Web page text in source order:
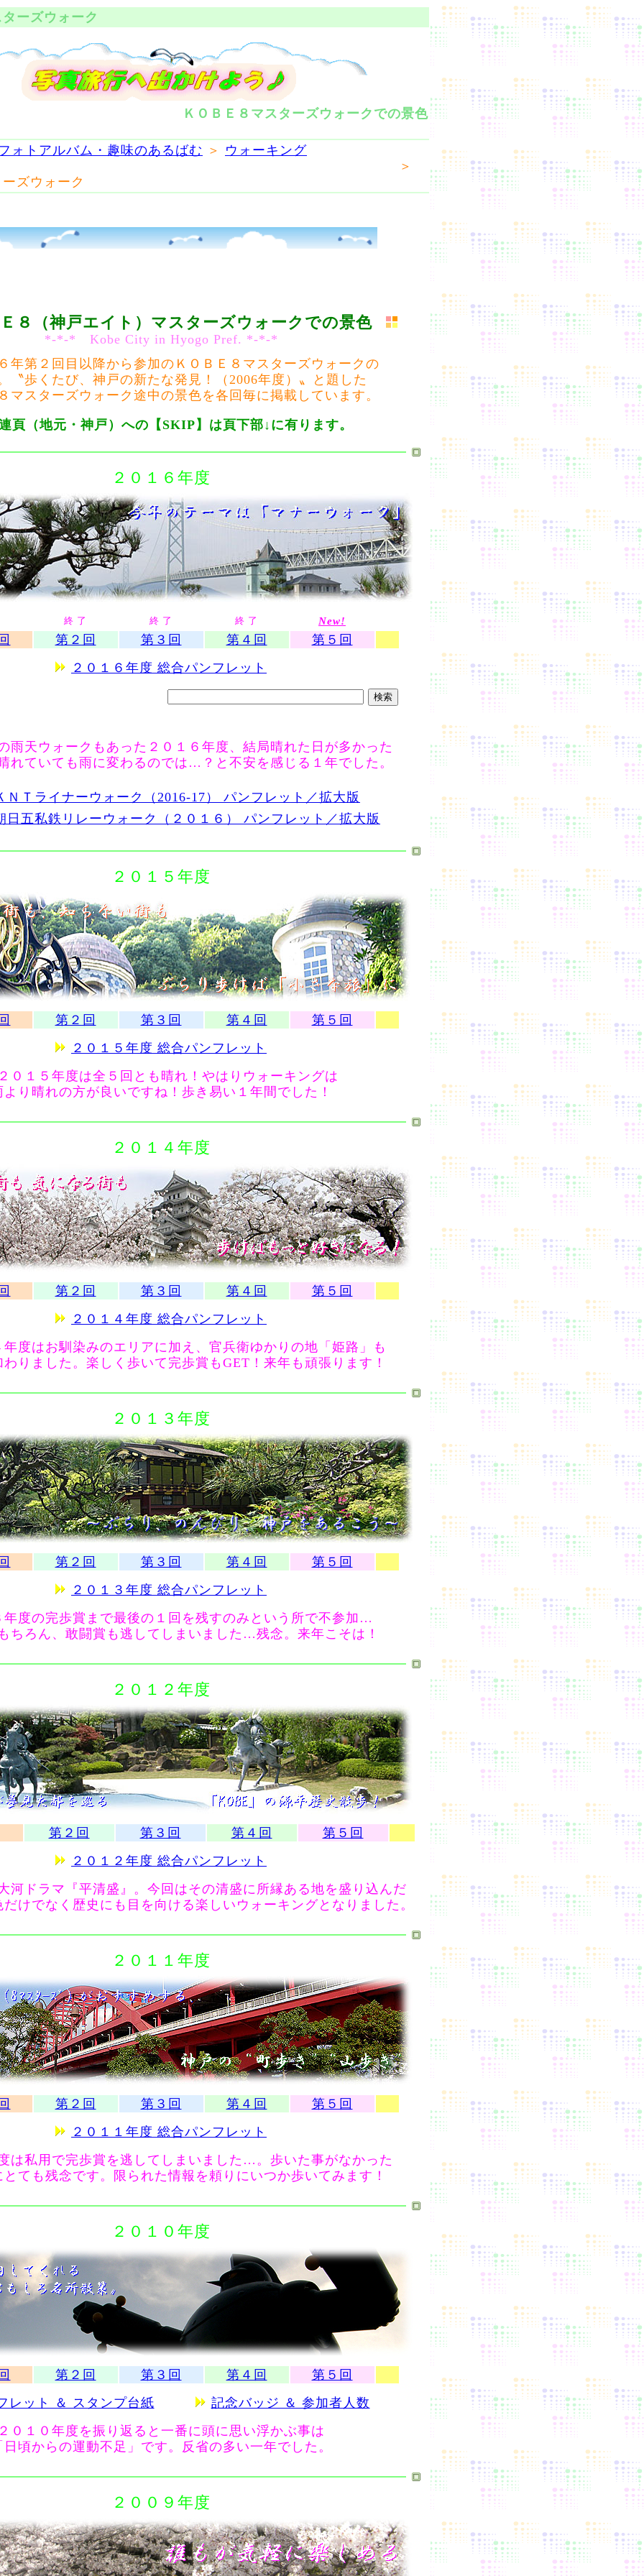
ーズウォーク
ＫＯＢＥ８マスターズウォークでの景色
ォトアルバム・趣味のあるばむ ＞ ウォーキング
ズウォーク
８（神戸エイト）マスターズウォークでの景色
*-*-* Kobe City in Hyogo Pref. *-*-*
第２回目以降から参加の ＫＯＢＥ８マスターズウォーク の
〝歩くたび、神戸の新たな発見！（2006年度）〟と題した
マスターズウォーク 途中の景色を各回毎に掲載しています。
頁（地元・神戸）への【SKIP】は頁下部↓に有ります。
２０１６年度
終 了 終 了 終 了 New!
第２回 第３回 第４回
第５回
２０１６年度 総合パンフレット
天ウォークもあった２０１６年度、結局晴れた日が多かった
れていても雨に変わるのでは…？と不安を感じる１年でした。
ＮＴライナーウォーク（2016-17） パンフレット／拡大版
日五私鉄リレーウォーク（２０１６） パンフレット／拡大版
２０１５年度
第２回 第３回 第４回
第５回
２０１５年度 総合パンフレット
１５年度は全５回とも晴れ！やはりウォーキングは
より晴れの方が良いですね！歩き易い１年間でした！
２０１４年度
第２回 第３回 第４回
第５回
２０１４年度 総合パンフレット
度はお馴染みのエリアに加え、官兵衛ゆかりの地「姫路」も
りました。楽しく歩いて完歩賞もGET！来年も頑張ります！
２０１３年度
第２回 第３回 第４回
第５回
２０１３年度 総合パンフレット
年度の完歩賞まで最後の１回を残すのみという所で不参加…
ちろん、敢闘賞も逃してしまいました…残念。来年こそは！
２０１２年度
第２回 第３回 第４回
第５回
２０１２年度 総合パンフレット
河ドラマ『平清盛』。今回はその清盛に所縁ある地を盛り込んだ
けでなく歴史にも目を向ける楽しいウォーキングとなりました。
２０１１年度
第２回 第３回 第４回
第５回
２０１１年度 総合パンフレット
は私用で完歩賞を逃してしまいました…。歩いた事がなかった
ても残念です。限られた情報を頼りにいつか歩いてみます！
２０１０年度
第２回 第３回 第４回
第５回
レット ＆ スタンプ台紙
記念バッジ ＆ 参加者人数
０１０年度を振り返ると一番に頭に思い浮かぶ事は
日頃からの運動不足」です。反省の多い一年でした。
２００９年度